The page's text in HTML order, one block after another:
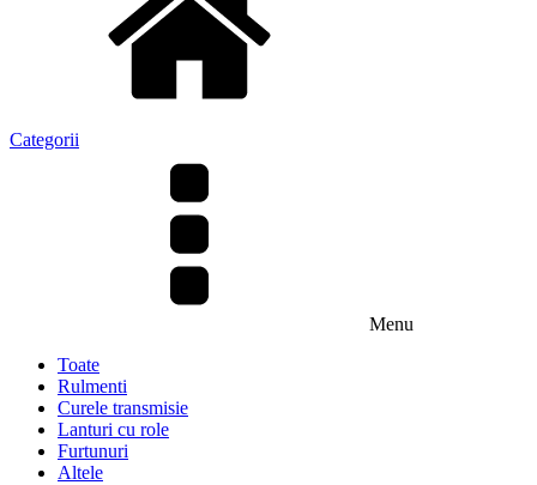
Categorii
Menu
Toate
Rulmenti
Curele transmisie
Lanturi cu role
Furtunuri
Altele